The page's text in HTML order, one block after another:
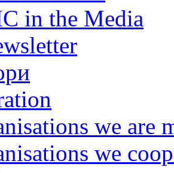
in the Media
we are
we